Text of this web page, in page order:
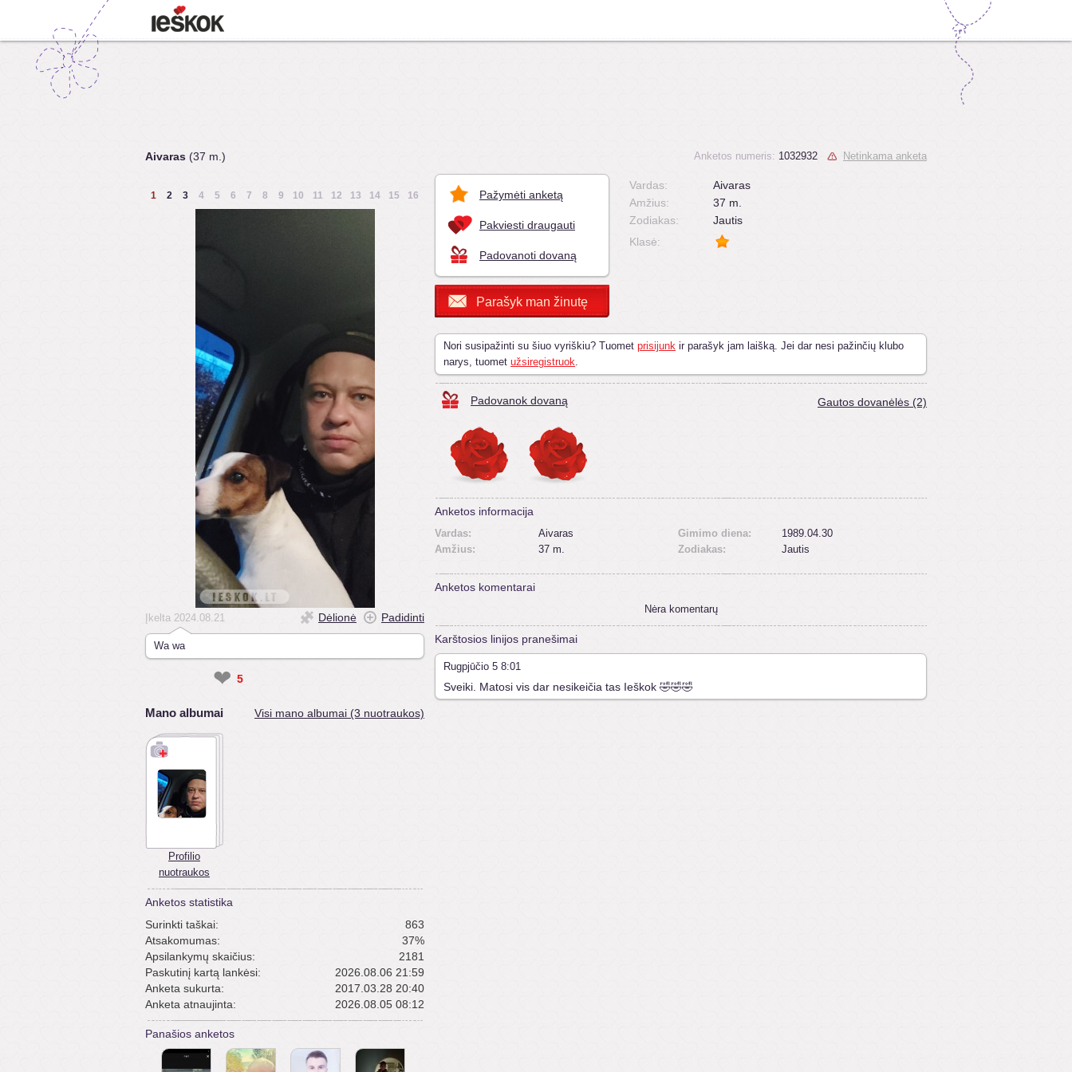
Aivaras (37 m.)
1 2 3 4 5 6 7 8 9 10 11 12 13 14 15 16
Įkelta 2024.08.21 Dėlionė Padidinti
Wa wa
❤ 5
Mano albumai Visi mano albumai (3 nuotraukos)
Profilio
nuotraukos
Anketos statistika
Surinkti taškai:
863
Atsakomumas:
37%
Apsilankymų skaičius:
2181
Paskutinį kartą lankėsi:
2026.08.06 21:59
Anketa sukurta:
2017.03.28 20:40
Anketa atnaujinta:
2026.08.05 08:12
Panašios anketos
Pažymėti anketą
Pakviesti draugauti
Padovanoti dovaną
Parašyk man žinutę
Anketos numeris: 1032932 Netinkama anketa
Vardas:
Aivaras
Amžius:
37 m.
Zodiakas:
Jautis
Klasė:
Nori susipažinti su šiuo vyriškiu? Tuomet prisijunk ir parašyk jam laišką. Jei dar nesi pažinčių klubo
narys, tuomet užsiregistruok.
Padovanok dovaną Gautos dovanėlės (2)
Anketos informacija
Vardas:
Aivaras
Amžius:
37 m.
Gimimo diena:
1989.04.30
Zodiakas:
Jautis
Anketos komentarai
Nėra komentarų
Karštosios linijos pranešimai
Rugpjūčio 5 8:01
Sveiki. Matosi vis dar nesikeičia tas Ieškok 🤣🤣🤣